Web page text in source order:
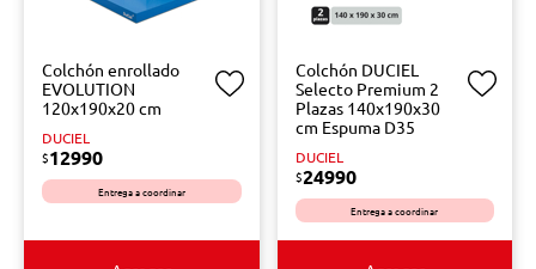
Colchón enrollado
EVOLUTION
120x190x20 cm
DUCIEL
$12990
Entrega a coordinar
Colchón DUCIEL
Selecto Premium 2
Plazas 140x190x30
cm Espuma D35
DUCIEL
$24990
Entrega a coordinar